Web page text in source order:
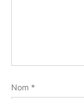
Nom *